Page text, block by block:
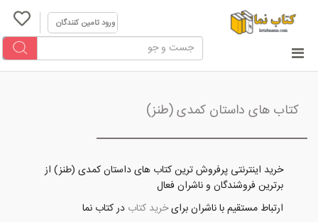
ورود تامین کنندگان
کتاب های داستان کمدی (طنز)
خرید اینترنتی پرفروش ترین کتاب های داستان کمدی (طنز) از
برترین فروشندگان و ناشران فعال
ارتباط مستقیم با ناشران برایخرید کتاب در کتاب نما